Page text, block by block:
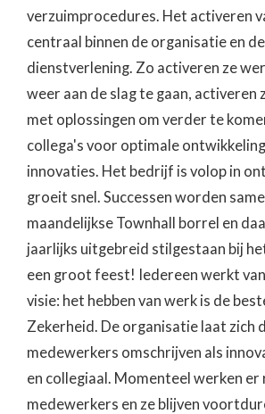
verzuimprocedures. Het activeren
centraal binnen de organisatie en de
dienstverlening. Zo activeren ze
weer aan de slag te gaan, activeren
met oplossingen om verder te
collega's voor optimale
innovaties. Het bedrijf is volop in
groeit snel. Successen worden
maandelijkse Townhall borrel en
jaarlijks uitgebreid stilgestaan bij
een groot feest! Iedereen werkt
visie: het hebben van werk is de
Zekerheid. De organisatie laat zich
medewerkers omschrijven als
en collegiaal. Momenteel werken er
medewerkers en ze blijven